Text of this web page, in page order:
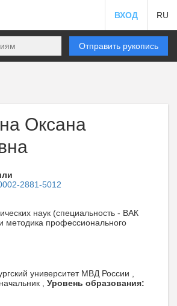
ВХОД RU
Отправить рукопись
Оксана
2881-5012
наук (специальность - ВАК
методика профессионального
университет МВД России ,
, Уровень образования: